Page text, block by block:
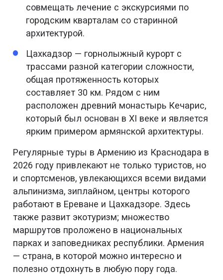
совмещать лечение с экскурсиями по
городским кварталам со старинной
архитектурой.
Цахкадзор — горнолыжный курорт с
трассами разной категории сложности,
общая протяженность которых
составляет 30 км. Рядом с ним
расположен древний монастырь Кечарис,
который был основан в XI веке и является
ярким примером армянской архитектуры.
Регулярные туры в Армению из Краснодара в
2026 году привлекают не только туристов, но
и спортсменов, увлекающихся всеми видами
альпинизма, зиплайном, центры которого
работают в Ереване и Цахкадзоре. Здесь
также развит экотуризм; множество
маршрутов проложено в национальных
парках и заповедниках республики. Армения
— страна, в которой можно интересно и
полезно отдохнуть в любую пору года.